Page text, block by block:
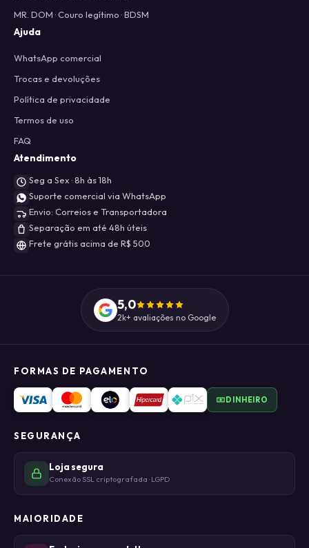
MR. DOM · Couro legítimo · BDSM
Ajuda
WhatsApp comercial
Trocas e devoluções
Política de privacidade
Termos de uso
FAQ
Atendimento
Seg a Sex · 8h às 18h
Suporte comercial via WhatsApp
Envio: Correios e Transportadora
Separação em até 48h úteis
Frete grátis acima de R$ 500
5,0
2k+ avaliações no Google
FORMAS DE PAGAMENTO
DINHEIRO
SEGURANÇA
Loja segura
Conexão SSL criptografada · LGPD
MAIORIDADE